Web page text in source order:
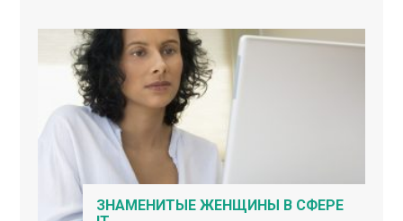
ЗНАМЕНИТЫЕ ЖЕНЩИНЫ В СФЕРЕ